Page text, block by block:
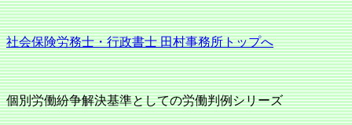
社会保険労務士・行政書士 田村事務所トップへ
個別労働紛争解決基準としての労働判例シリーズ